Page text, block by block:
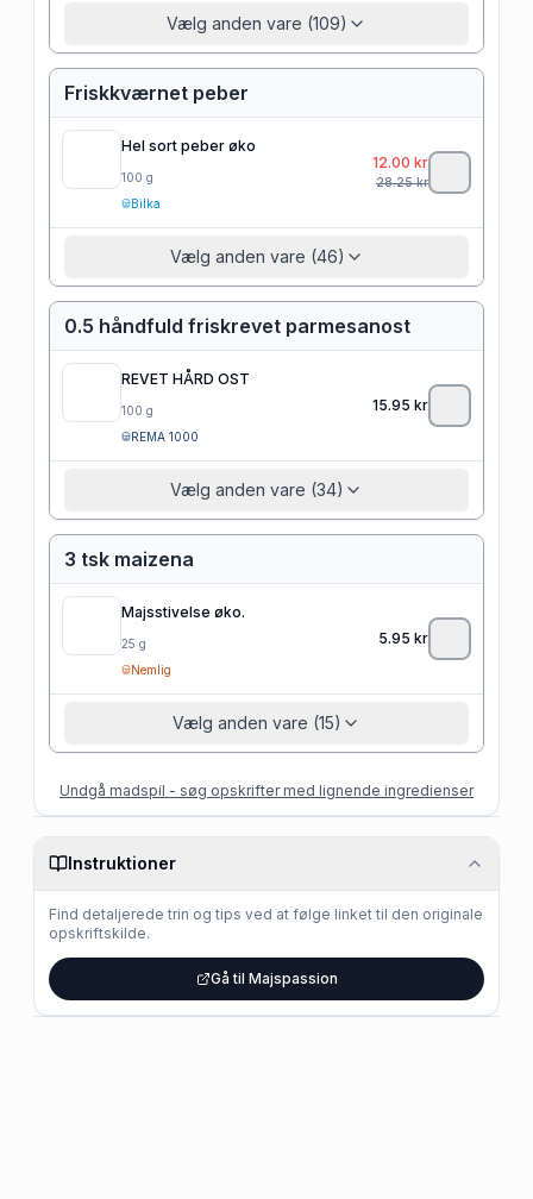
Vælg anden vare (109)
Friskkværnet peber
Hel sort peber øko
100 g
Bilka
12.00 kr
28.25kr
Vælg anden vare (46)
0.5 håndfuld friskrevet parmesanost
REVET HÅRD OST
100 g
REMA 1000
15.95 kr
Vælg anden vare (34)
3 tsk maizena
Majsstivelse øko.
25 g
Nemlig
5.95 kr
Vælg anden vare (15)
Undgå madspil - søg opskrifter med lignende ingredienser
Instruktioner
Find detaljerede trin og tips ved at følge linket til den originale
opskriftskilde.
Gå til Majspassion